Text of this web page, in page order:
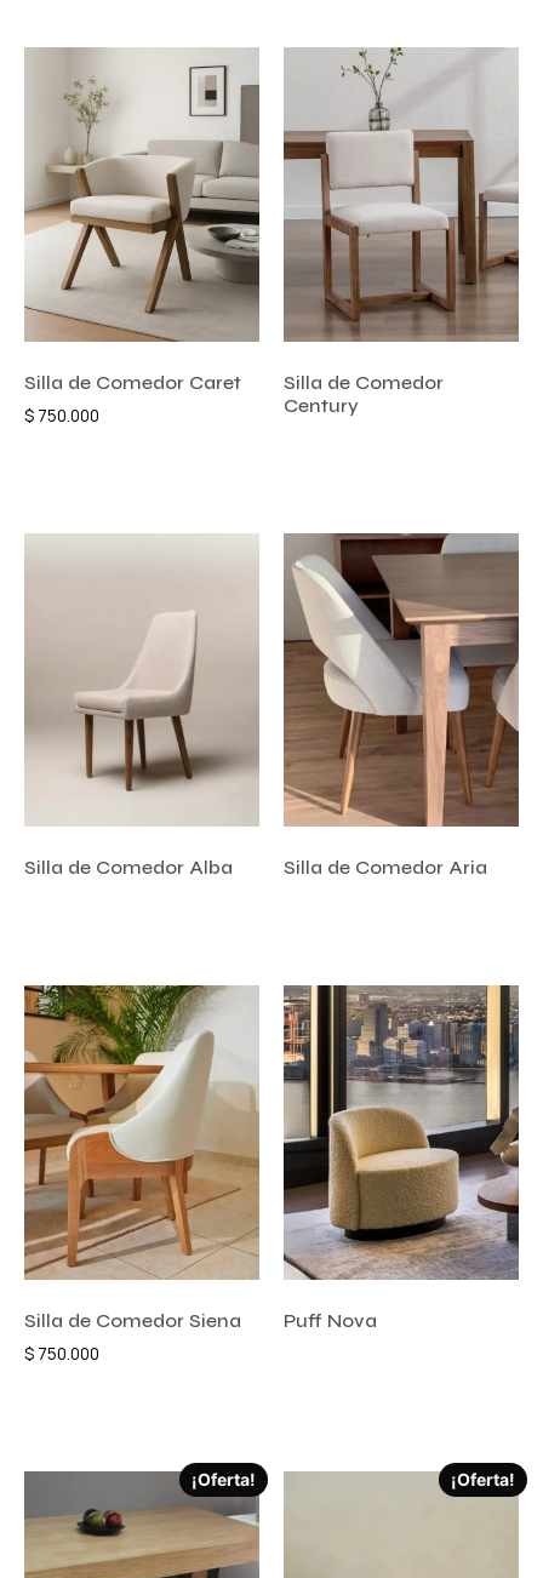
Silla de Comedor Caret
$ 750.000
Silla de Comedor
Century
Silla de Comedor Alba Silla de Comedor Aria
Silla de Comedor Siena
$ 750.000
Puff Nova
¡Oferta! ¡Oferta!